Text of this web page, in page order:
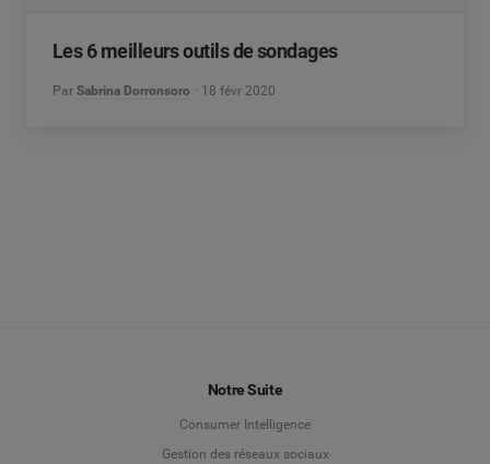
Les 6 meilleurs outils de sondages
Par Sabrina Dorronsoro 18 févr 2020
Notre Suite
Consumer Intelligence
Gestion des réseaux sociaux